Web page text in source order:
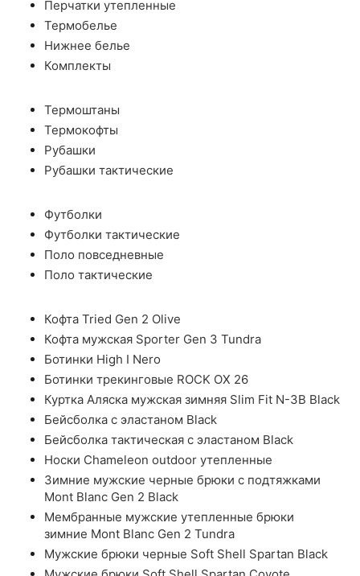
Перчатки утепленные
Термобелье
Нижнее белье
Комплекты
Термоштаны
Термокофты
Рубашки
Рубашки тактические
Футболки
Футболки тактические
Поло повседневные
Поло тактические
Кофта Tried Gen 2 Olive
Кофта мужская Sporter Gen 3 Tundra
Ботинки High I Nero
Ботинки трекинговые ROCK OX 26
Куртка Аляска мужская зимняя Slim Fit N-3B Black
Бейсболка с эластаном Black
Бейсболка тактическая с эластаном Black
Носки Chameleon outdoor утепленные
Зимние мужские черные брюки с подтяжками
Mont Blanc Gen 2 Black
Мембранные мужские утепленные брюки
зимние Mont Blanc Gen 2 Tundra
Мужские брюки черные Soft Shell Spartan Black